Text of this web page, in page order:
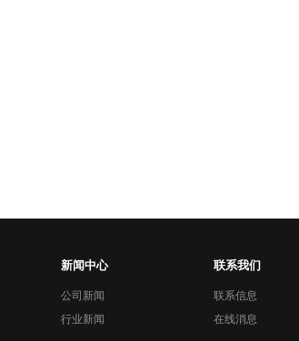
新闻中心
公司新闻
行业新闻
联系我们
联系信息
在线消息